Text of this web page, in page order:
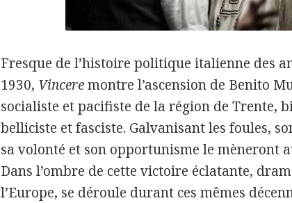
Fresque de l’histoire politique italienne des
1930, Vinceremontre l’ascension de Benito
socialiste et pacifiste de la région de Trente,
belliciste et fasciste. Galvanisant les foules,
sa volonté et son opportunisme le mèneront
Dans l’ombre de cette victoire éclatante,
l’Europe, se déroule durant ces mêmes